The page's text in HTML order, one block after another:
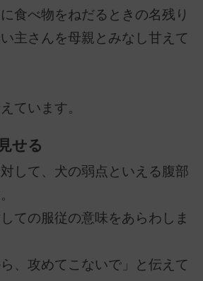
食べ物をねだるときの名残り
主さんを母親とみなし甘えて
ています。
せる
して、犬の弱点といえる腹部
ての服従の意味をあらわしま
ら、攻めてこないで」と伝えて